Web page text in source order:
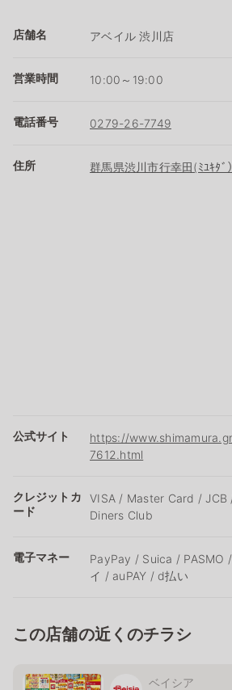
店舗名 アベイル 渋川店
営業時間 10:00～19:00
電話番号 0279-26-7749
住所 群馬県渋川市行幸田(ﾐﾕｷﾀﾞ
公式サイト
https://
7612.html
クレジットカ
ード
VISA / Master Card / JCB
Diners Club
電子マネー
PayPay / Suica / PASMO
イ / auPAY / d払い
この店舗の近くのチラシ
ベイシア